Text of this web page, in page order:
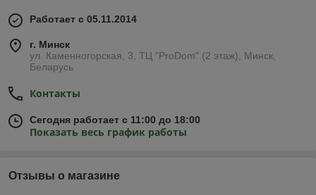
Работает с 05.11.2014
г. Минск
ул. Каменногорская, 3, ТЦ "ProDom" (2 этаж), Минск,
Беларусь
Контакты
Сегодня работает с 11:00 до 18:00
Показать весь график работы
Отзывы о магазине